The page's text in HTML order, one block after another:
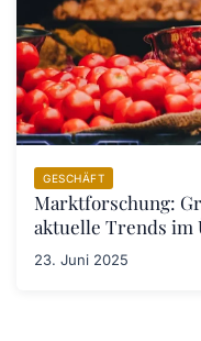
GESCHÄFT
Marktforschung:
aktuelle Trends im
23. Juni 2025